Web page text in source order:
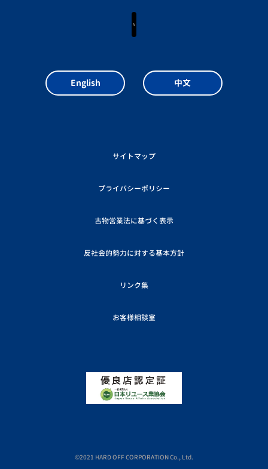
サイトマップ
プライバシーポリシー
古物営業法に基づく表示
反社会的勢力に対する基本方針
リンク集
お客様相談室
English 中文
©2021 HARD OFF CORPORATION Co., Ltd.